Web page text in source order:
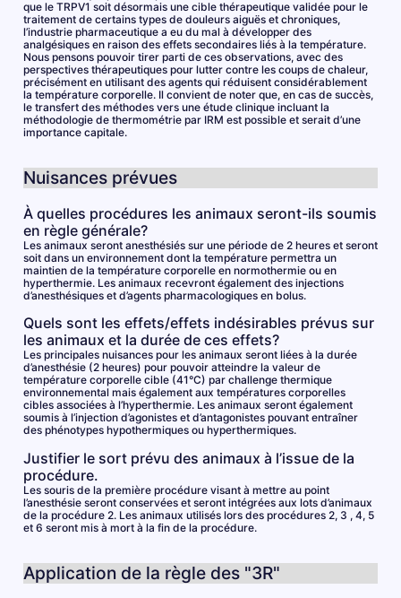
que le TRPV1 soit désormais une cible thérapeutique validée pour le
traitement de certains types de douleurs aiguës et chroniques,
l’industrie pharmaceutique a eu du mal à développer des
analgésiques en raison des effets secondaires liés à la température.
Nous pensons pouvoir tirer parti de ces observations, avec des
perspectives thérapeutiques pour lutter contre les coups de chaleur,
précisément en utilisant des agents qui réduisent considérablement
la température corporelle. Il convient de noter que, en cas de succès,
le transfert des méthodes vers une étude clinique incluant la
méthodologie de thermométrie par IRM est possible et serait d’une
importance capitale.
Nuisances prévues
À quelles procédures les animaux seront-ils soumis
en règle générale?
Les animaux seront anesthésiés sur une période de 2 heures et seront
soit dans un environnement dont la température permettra un
maintien de la température corporelle en normothermie ou en
hyperthermie. Les animaux recevront également des injections
d’anesthésiques et d’agents pharmacologiques en bolus.
Quels sont les effets/effets indésirables prévus sur
les animaux et la durée de ces effets?
Les principales nuisances pour les animaux seront liées à la durée
d’anesthésie (2 heures) pour pouvoir atteindre la valeur de
température corporelle cible (41°C) par challenge thermique
environnemental mais également aux températures corporelles
cibles associées à l’hyperthermie. Les animaux seront également
soumis à l’injection d’agonistes et d’antagonistes pouvant entraîner
des phénotypes hypothermiques ou hyperthermiques.
Justifier le sort prévu des animaux à l’issue de la
procédure.
Les souris de la première procédure visant à mettre au point
l’anesthésie seront conservées et seront intégrées aux lots d’animaux
de la procédure 2. Les animaux utilisés lors des procédures 2, 3 , 4, 5
et 6 seront mis à mort à la fin de la procédure.
Application de la règle des "3R"